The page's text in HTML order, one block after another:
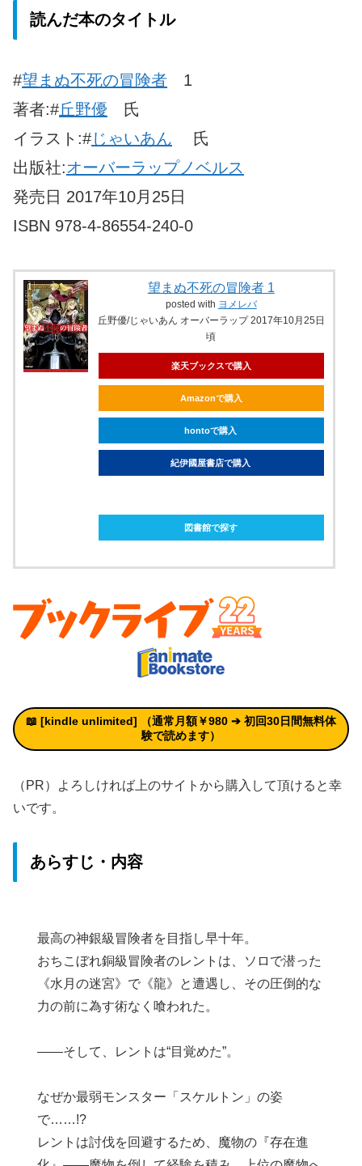
読んだ本のタイトル
#望まぬ不死の冒険者 1
著者:#丘野優 氏
イラスト:#じゃいあん 氏
出版社:オーバーラップノベルス
発売日 2017年10月25日
ISBN 978-4-86554-240-0
望まぬ不死の冒険者 1
posted with ヨメレバ
丘野優/じゃいあん オーバーラップ 2017年10月25日
頃
楽天ブックスで購入
Amazonで購入
hontoで購入
紀伊國屋書店で購入
図書館で探す
📖 [kindle unlimited] （通常月額￥980 ➔ 初回30日間無料体
験で読めます）
（PR）よろしければ上のサイトから購入して頂けると幸
いです。
あらすじ・内容
最高の神銀級冒険者を目指し早十年。
おちこぼれ銅級冒険者のレントは、ソロで潜った
《水月の迷宮》で《龍》と遭遇し、その圧倒的な
力の前に為す術なく喰われた。
――そして、レントは“目覚めた”。
なぜか最弱モンスター「スケルトン」の姿
で……!?
レントは討伐を回避するため、魔物の『存在進